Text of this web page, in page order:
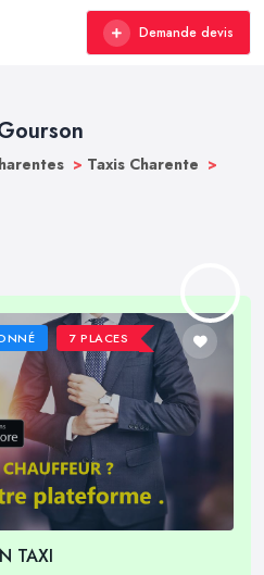
Demande devis
> Taxis Charente >
7 PLACES
TAXI